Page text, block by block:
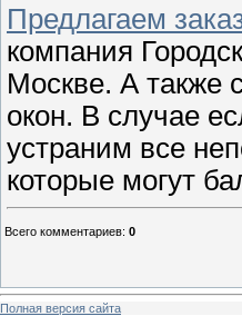
Предлагаем
компания
Москве. А также
окон. В случае
устраним все
которые могут
Всего комментариев: 0
Полная версия сайта